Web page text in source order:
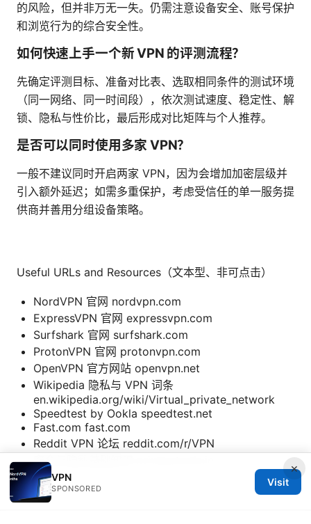
的风险，但并非万无一失。仍需注意设备安全、账号保护
和浏览行为的综合安全性。
如何快速上手一个新 VPN 的评测流程？
先确定评测目标、准备对比表、选取相同条件的测试环境
（同一网络、同一时间段），依次测试速度、稳定性、解
锁、隐私与性价比，最后形成对比矩阵与个人推荐。
是否可以同时使用多家 VPN？
一般不建议同时开启两家 VPN，因为会增加加密层级并
引入额外延迟；如需多重保护，考虑受信任的单一服务提
供商并善用分组设备策略。
Useful URLs and Resources（文本型、非可点击）
NordVPN 官网 nordvpn.com
ExpressVPN 官网 expressvpn.com
Surfshark 官网 surfshark.com
ProtonVPN 官网 protonvpn.com
OpenVPN 官方网站 openvpn.net
Wikipedia 隐私与 VPN 词条
en.wikipedia.org/wiki/Virtual_private_network
Speedtest by Ookla speedtest.net
Fast.com fast.com
Reddit VPN 论坛 reddit.com/r/VPN
安全与隐私基础知识 privacytools.io
×
VPN
SPONSORED
Visit